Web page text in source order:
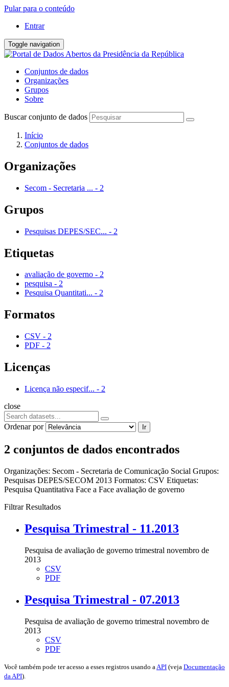
Pular para o conteúdo
Entrar
Toggle navigation
Conjuntos de dados
Organizações
Grupos
Sobre
Buscar conjunto de dados
Início
Conjuntos de dados
Organizações
Secom - Secretaria ... - 2
Grupos
Pesquisas DEPES/SEC... - 2
Etiquetas
avaliação de governo - 2
pesquisa - 2
Pesquisa Quantitati... - 2
Formatos
CSV - 2
PDF - 2
Licenças
Licença não especif... - 2
close
Ordenar por Ir
2 conjuntos de dados encontrados
Organizações: Secom - Secretaria de Comunicação Social Grupos:
Pesquisas DEPES/SECOM 2013 Formatos: CSV Etiquetas:
Pesquisa Quantitativa Face a Face avaliação de governo
Filtrar Resultados
Pesquisa Trimestral - 11.2013
Pesquisa de avaliação de governo trimestral novembro de
2013
CSV
PDF
Pesquisa Trimestral - 07.2013
Pesquisa de avaliação de governo trimestral novembro de
2013
CSV
PDF
Você também pode ter acesso a esses registros usando a API (veja Documentação
da API).